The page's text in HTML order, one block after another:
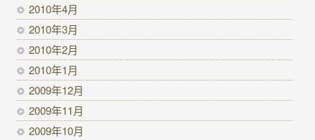
2010年4月
2010年3月
2010年2月
2010年1月
2009年12月
2009年11月
2009年10月